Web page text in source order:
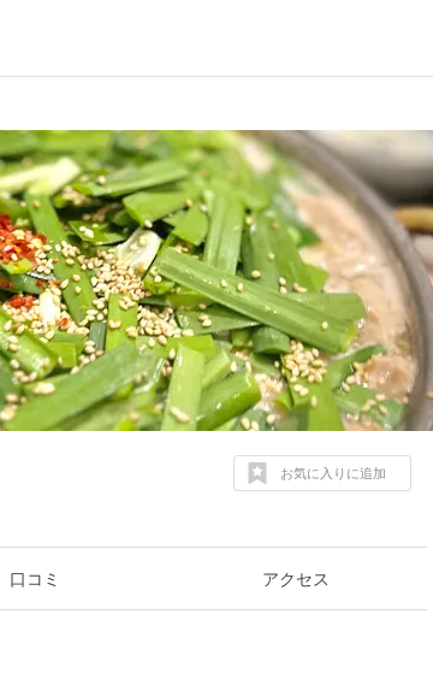
お気に入りに追加
口コミ アクセス